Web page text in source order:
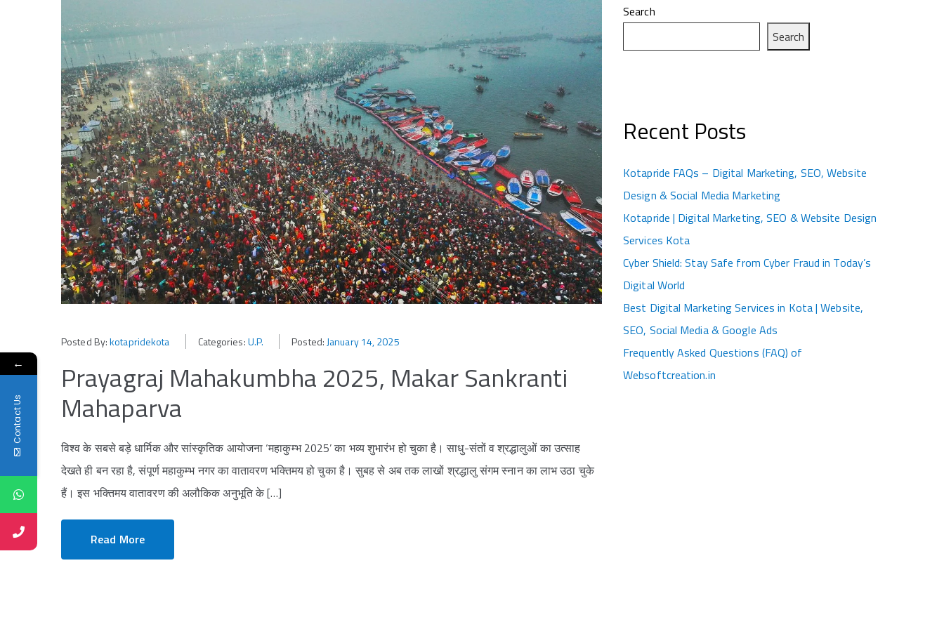
Posted By:kotapridekota Categories:U.P. Posted: January 14, 2025
Prayagraj Mahakumbha 2025, Makar Sankranti
Mahaparva
विश्व के सबसे बड़े धार्मिक और सांस्कृतिक आयोजना ‘महाकुम्भ 2025’ का भव्य शुभारंभ हो चुका है। साधु-संतों व श्रद्धालुओं का उत्साह
देखते ही बन रहा है, संपूर्ण महाकुम्भ नगर का वातावरण भक्तिमय हो चुका है। सुबह से अब तक लाखों श्रद्धालु संगम स्नान का लाभ उठा चुके
हैं। इस भक्तिमय वातावरण की अलौकिक अनुभूति के […]
Read More
Search
Search
Recent Posts
Kotapride FAQs – Digital Marketing, SEO, Website
Design & Social Media Marketing
Kotapride | Digital Marketing, SEO & Website Design
Services Kota
Cyber Shield: Stay Safe from Cyber Fraud in Today’s
Digital World
Best Digital Marketing Services in Kota | Website,
SEO, Social Media & Google Ads
Frequently Asked Questions (FAQ) of
Websoftcreation.in
←
Contact Us